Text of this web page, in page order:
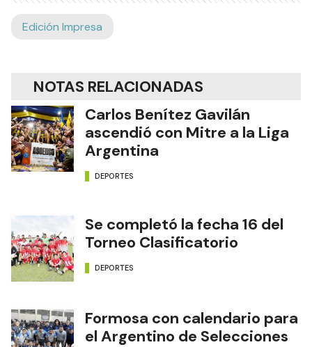
Edición Impresa
NOTAS RELACIONADAS
Carlos Benítez Gavilán
ascendió con Mitre a la Liga
Argentina
DEPORTES
Se completó la fecha 16 del
Torneo Clasificatorio
DEPORTES
Formosa con calendario para
el Argentino de Selecciones